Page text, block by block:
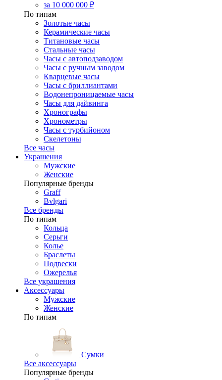
за 10 000 000 ₽
По типам
Золотые часы
Керамические часы
Титановые часы
Стальные часы
Часы с автоподзаводом
Часы с ручным заводом
Кварцевые часы
Часы с бриллиантами
Водонепроницаемые часы
Часы для дайвинга
Хронографы
Хронометры
Часы с турбийоном
Скелетоны
Все часы
Украшения
Мужские
Женские
Популярные бренды
Graff
Bvlgari
Все бренды
По типам
Кольца
Серьги
Колье
Браслеты
Подвески
Ожерелья
Все украшения
Аксессуары
Мужские
Женские
По типам
Сумки
Все аксессуары
Популярные бренды